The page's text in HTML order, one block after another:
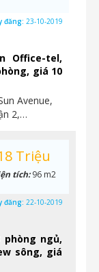
Office-tel,
giá 10
Avenue,
2,…
đăng: 23-10-2019
phòng ngủ,
sông, giá
Triệu
tích:96 m2
đăng: 22-10-2019